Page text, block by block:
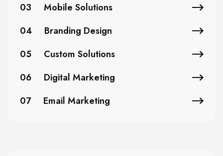
03
Mobile Solutions
04
Branding Design
05
Custom Solutions
06
Digital Marketing
07
Email Marketing